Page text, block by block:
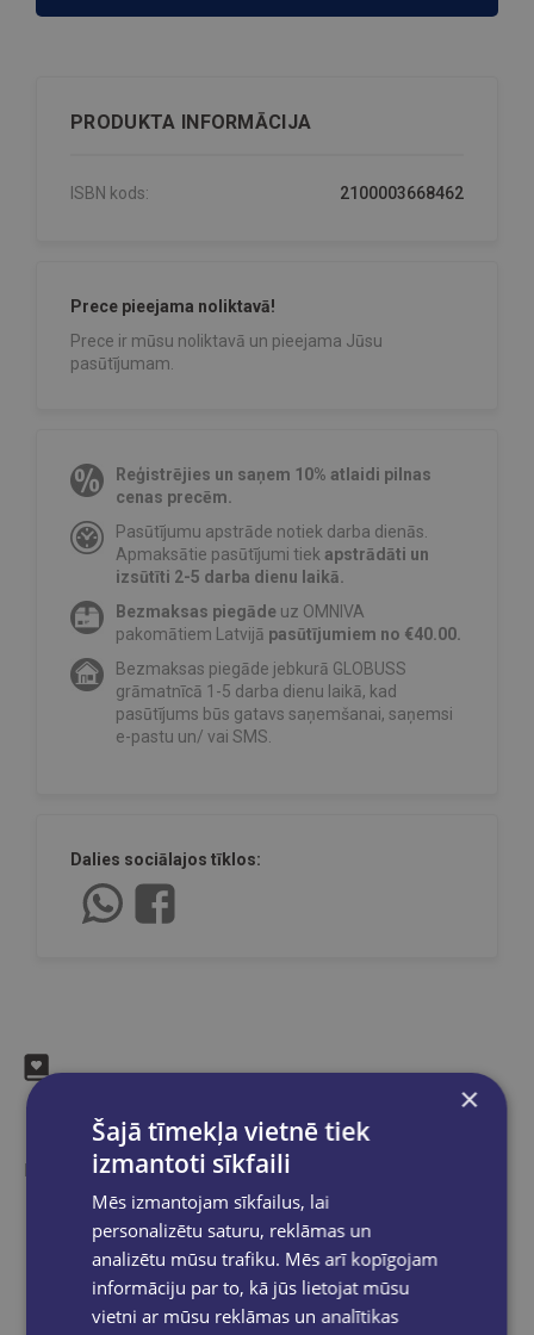
PRODUKTA INFORMĀCIJA
ISBN kods: 2100003668462
Prece pieejama noliktavā!
Prece ir mūsu noliktavā un pieejama Jūsu
pasūtījumam.
Reģistrējies un saņem 10% atlaidi pilnas
cenas precēm.
Pasūtījumu apstrāde notiek darba dienās.
Apmaksātie pasūtījumi tiek apstrādāti un
izsūtīti 2-5 darba dienu laikā.
Bezmaksas piegāde uz OMNIVA
pakomātiem Latvijā pasūtījumiem no €40.00.
Bezmaksas piegāde jebkurā GLOBUSS
grāmatnīcā 1-5 darba dienu laikā, kad
pasūtījums būs gatavs saņemšanai, saņemsi
e-pastu un/ vai SMS.
Dalies sociālajos tīklos:
Līdzīgas preces
Ieskaties, varbūt noder
×
Šajā tīmekļa vietnē tiek
izmantoti sīkfaili
Mēs izmantojam sīkfailus, lai
personalizētu saturu, reklāmas un
analizētu mūsu trafiku. Mēs arī kopīgojam
informāciju par to, kā jūs lietojat mūsu
vietni ar mūsu reklāmas un analītikas